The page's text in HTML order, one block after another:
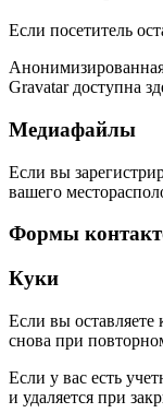
Если посетитель
Анонимизированная
Gravatar доступна
Медиафайлы
Если вы
вашего
Формы
Куки
Если вы оставляете
снова при
Если у вас есть
и удаляется при